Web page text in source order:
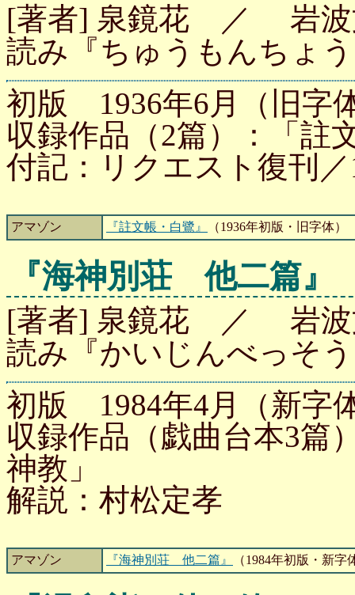
[著者] 泉鏡花 ／ 岩波
読み『ちゅうもんちょ
初版 1936年6月（旧字
収録作品（2篇）：「註
付記：リクエスト復刊／
アマゾン 『註文帳・白鷺』 （1936年初版・旧字体）
『海神別荘 他二篇』
[著者] 泉鏡花 ／ 岩波
読み『かいじんべっそ
初版 1984年4月（新字
収録作品（戯曲台本3篇
神教」
解説：村松定孝
アマゾン 『海神別荘 他二篇』 （1984年初版・新字